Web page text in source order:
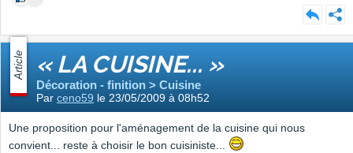
Article « LA CUISINE... »
Décoration - finition > Cuisine
Par ceno59 le 23/05/2009 à 08h52
Une proposition pour l'aménagement de la cuisine qui nous
convient... reste à choisir le bon cuisiniste...